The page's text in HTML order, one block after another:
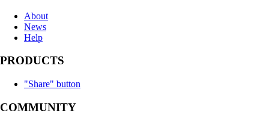
About
News
Help
PRODUCTS
"Share" button
COMMUNITY